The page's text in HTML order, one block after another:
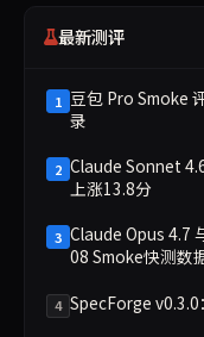
最新测评
1 豆包 Pro Smoke
录
2 Claude Sonnet
上涨13.8分
3 Claude Opus 4.7
08 Smoke快测数
4 SpecForge